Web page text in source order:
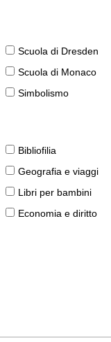
Scuola di Dresden
Scuola di Monaco
Simbolismo
Bibliofilia
Geografia e viaggi
Libri per bambini
Economia e diritto